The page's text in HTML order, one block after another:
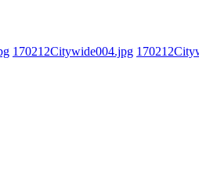
170212Citywide004.jpg